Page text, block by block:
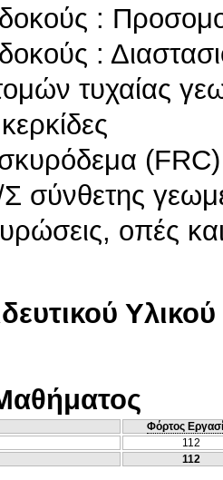
δοκούς :
:
τυχαίας
(FRC)
σύνθετης
οπές
Υλικού
Φόρτος
112
112